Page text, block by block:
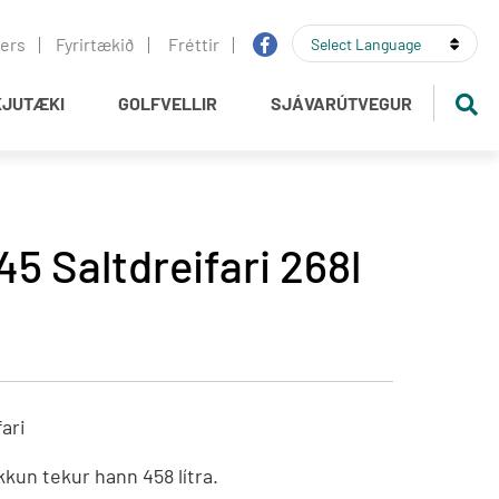
aukahlutir
GOLFVELLIR
Golfbílar
CUSHMAN
SJÁVARÚTVEGUR
Kranar
Fyrirtækið Fréttir Select Language
Saltdreifari 268l
tekur hann 458 lítra.